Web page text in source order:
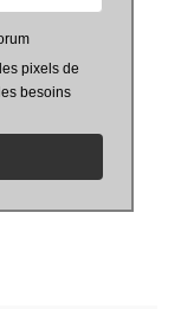
pixels de
besoins